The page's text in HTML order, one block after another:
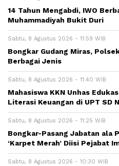
14 Tahun Mengabdi, IWO
Muhammadiyah Bukit Duri
Sabtu, 8 Agustus 2026 - 11:59 WIB
Bongkar Gudang Miras,
Berbagai Jenis
Sabtu, 8 Agustus 2026 - 11:40 WIB
Mahasiswa KKN Unhas
Literasi Keuangan di UPT SD
Sabtu, 8 Agustus 2026 - 11:25 WIB
Bongkar-Pasang Jabatan ala
‘Karpet Merah’ Diisi Pejabat
Sabtu, 8 Agustus 2026 - 10:30 WIB